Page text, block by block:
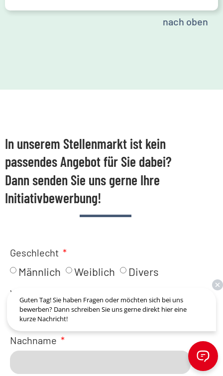
nach oben
In unserem Stellenmarkt ist kein
passendes Angebot für Sie dabei?
Dann senden Sie uns gerne Ihre
Initiativbewerbung!
Geschlecht
Männlich Weiblich Divers
Vorname
Nachname
Guten Tag! Sie haben Fragen oder möchten sich bei uns
bewerben? Dann schreiben Sie uns gerne direkt hier eine
kurze Nachricht!